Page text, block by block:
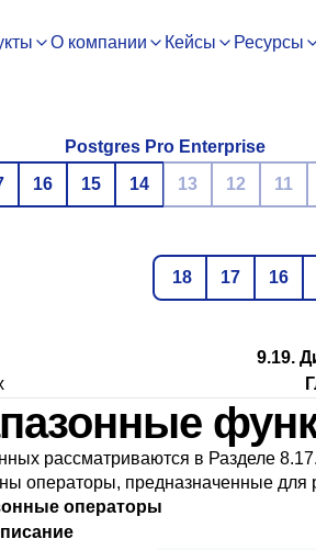
О компании Кейсы Ресурсы
Postgres Pro Enterprise
16 15 14 13 12 11
18
17 16
9.19.
рассматриваются в Разделе 8.17.
операторы, предназначенные для
операторы